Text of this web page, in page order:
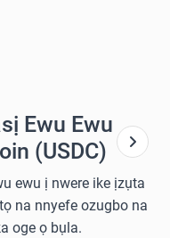
Ewu Ewu
(USDC)
ewu ị nwere ike ịzụta
na nnyefe ozugbo na
oge ọ bụla.